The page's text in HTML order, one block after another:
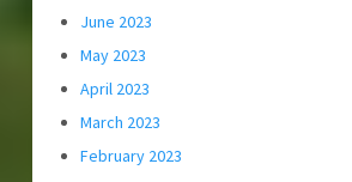
June 2023
May 2023
April 2023
March 2023
February 2023